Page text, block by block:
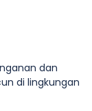
dan
di lingkungan